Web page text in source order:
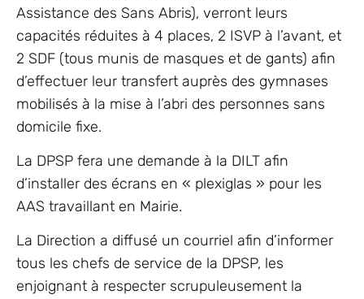
Assistance des Sans Abris), verront leurs
capacités réduites à 4 places, 2 ISVP à l’avant, et
2 SDF (tous munis de masques et de gants) afin
d’effectuer leur transfert auprès des gymnases
mobilisés à la mise à l’abri des personnes sans
domicile fixe.
La DPSP fera une demande à la DILT afin
d’installer des écrans en « plexiglas » pour les
AAS travaillant en Mairie.
La Direction a diffusé un courriel afin d’informer
tous les chefs de service de la DPSP, les
enjoignant à respecter scrupuleusement la